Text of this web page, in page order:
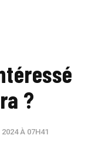
?
À 07H41